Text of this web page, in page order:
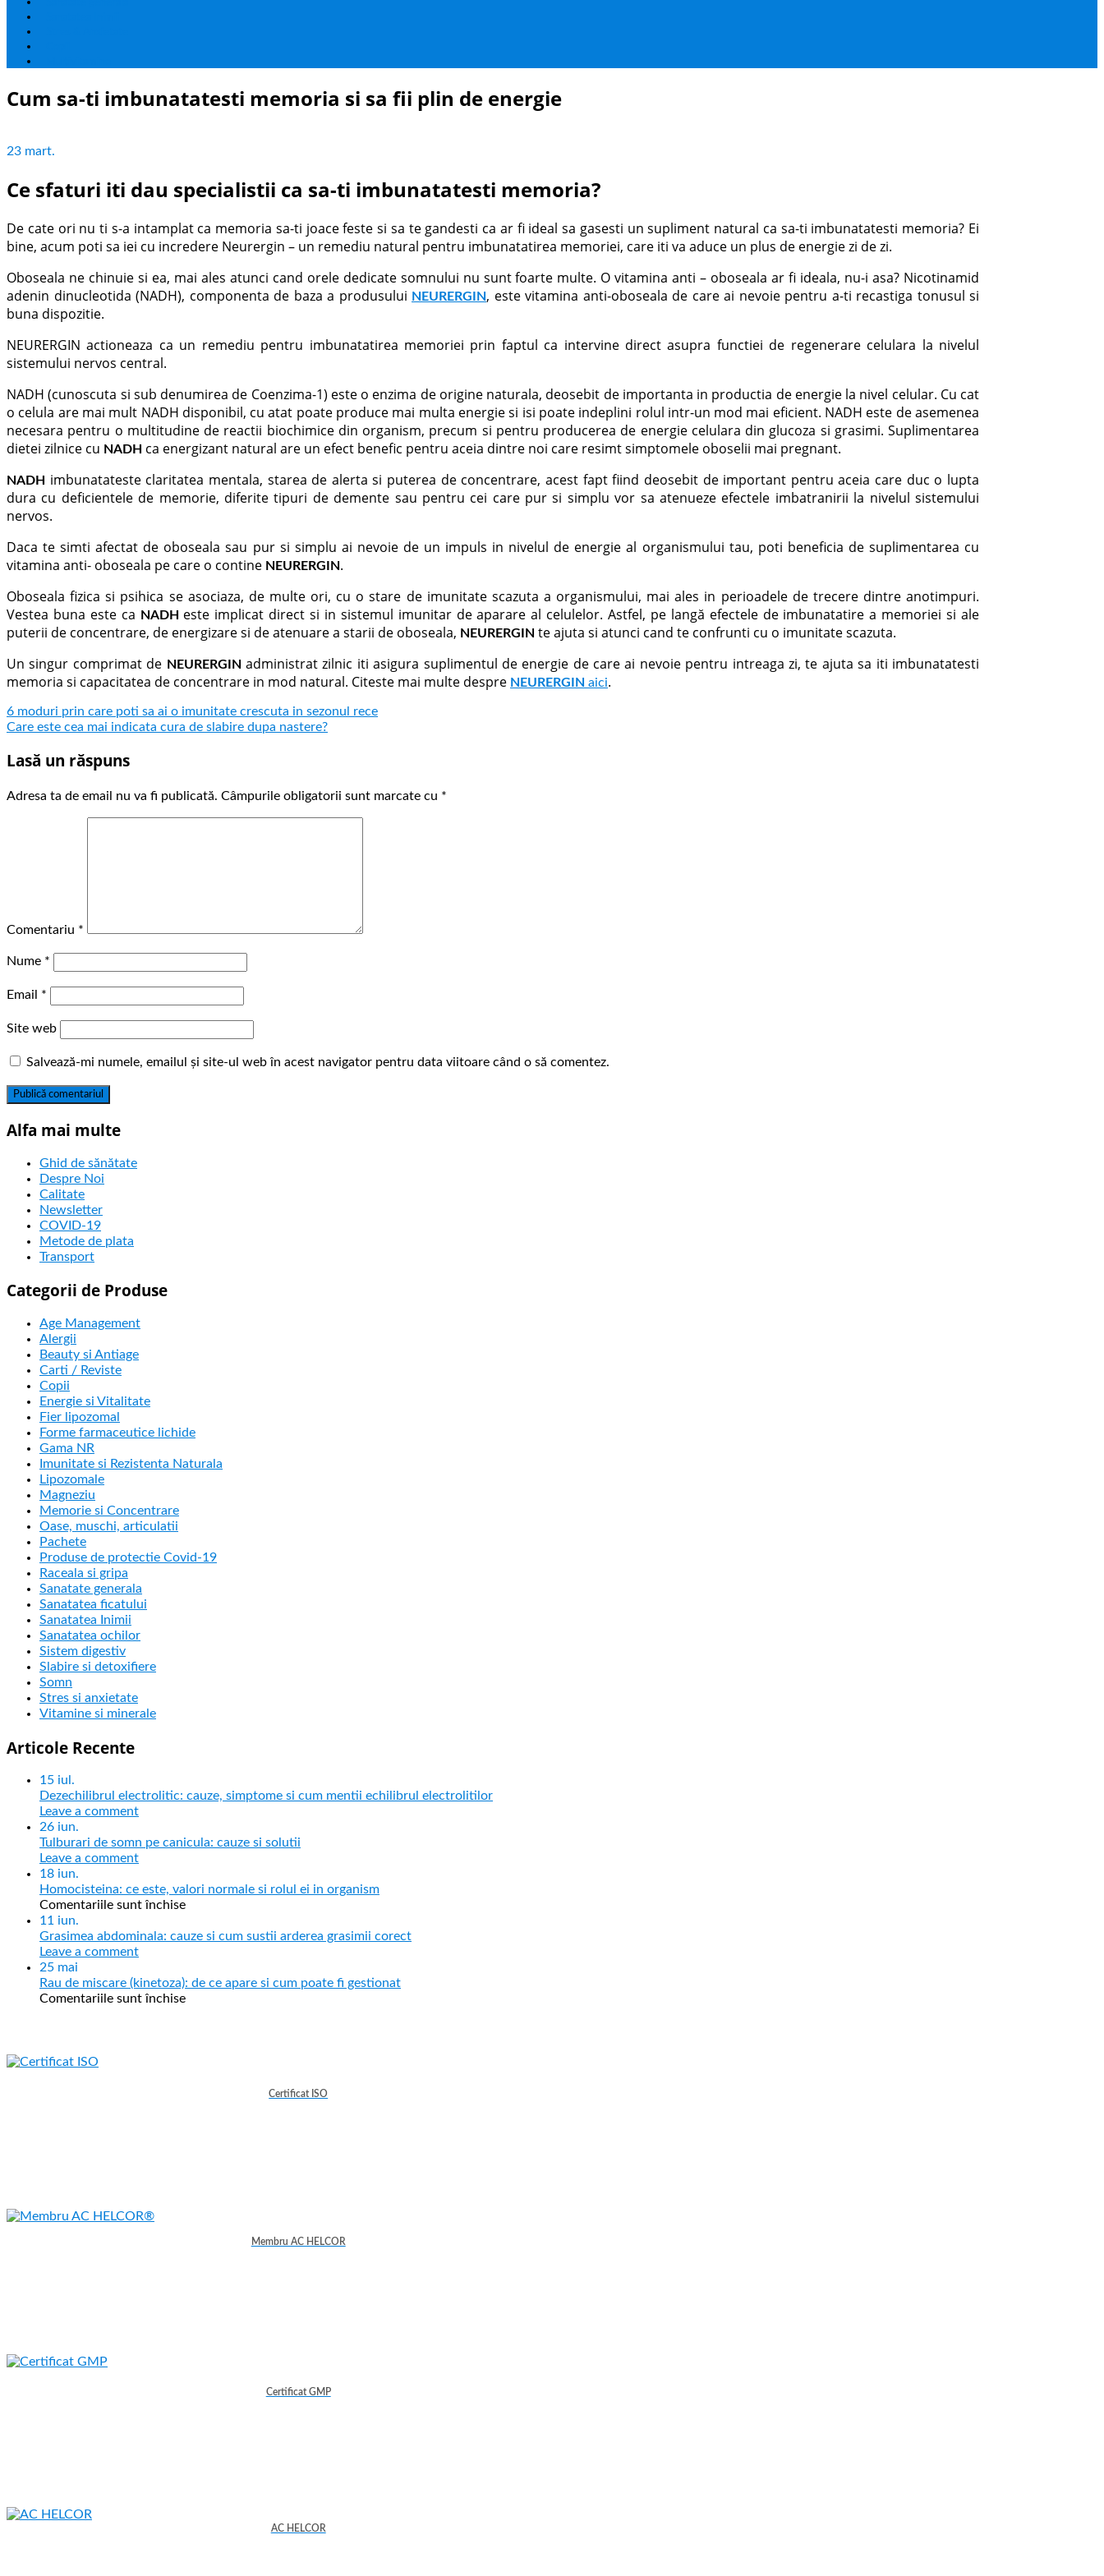
Cum sa-ti imbunatatesti memoria si sa fii plin de energie
23 mart.
Ce sfaturi iti dau specialistii ca sa-ti imbunatatesti memoria?
De cate ori nu ti s-a intamplat ca memoria sa-ti joace feste si sa te gandesti ca ar fi ideal sa gasesti un supliment natural ca sa-ti imbunatatesti memoria? Ei
bine, acum poti sa iei cu incredere Neurergin – un remediu natural pentru imbunatatirea memoriei, care iti va aduce un plus de energie zi de zi.
Oboseala ne chinuie si ea, mai ales atunci cand orele dedicate somnului nu sunt foarte multe. O vitamina anti – oboseala ar fi ideala, nu-i asa? Nicotinamid
adenin dinucleotida (NADH), componenta de baza a produsului NEURERGIN, este vitamina anti-oboseala de care ai nevoie pentru a-ti recastiga tonusul si
buna dispozitie.
NEURERGIN actioneaza ca un remediu pentru imbunatatirea memoriei prin faptul ca intervine direct asupra functiei de regenerare celulara la nivelul
sistemului nervos central.
NADH (cunoscuta si sub denumirea de Coenzima-1) este o enzima de origine naturala, deosebit de importanta in productia de energie la nivel celular. Cu cat
o celula are mai mult NADH disponibil, cu atat poate produce mai multa energie si isi poate indeplini rolul intr-un mod mai eficient. NADH este de asemenea
necesara pentru o multitudine de reactii biochimice din organism, precum si pentru producerea de energie celulara din glucoza si grasimi. Suplimentarea
dietei zilnice cu NADH ca energizant natural are un efect benefic pentru aceia dintre noi care resimt simptomele oboselii mai pregnant.
NADH
imbunatateste claritatea mentala, starea de alerta si puterea de concentrare, acest fapt fiind deosebit de important pentru aceia care duc o lupta
dura cu deficientele de memorie, diferite tipuri de demente sau pentru cei care pur si simplu vor sa atenueze efectele imbatranirii la nivelul sistemului
nervos.
Daca te simti afectat de oboseala sau pur si simplu ai nevoie de un impuls in nivelul de energie al organismului tau, poti beneficia de suplimentarea cu
vitamina anti- oboseala pe care o contine NEURERGIN.
Oboseala fizica si psihica se asociaza, de multe ori, cu o stare de imunitate scazuta a organismului, mai ales in perioadele de trecere dintre anotimpuri.
Vestea buna este ca
NADH este implicat direct si in sistemul imunitar de aparare al celulelor. Astfel, pe langă efectele de imbunatatire a memoriei si ale
puterii de concentrare, de energizare si de atenuare a starii de oboseala, NEURERGIN te ajuta si atunci cand te confrunti cu o imunitate scazuta.
Un singur comprimat de NEURERGIN administrat zilnic iti asigura suplimentul de energie de care ai nevoie pentru intreaga zi, te ajuta sa iti imbunatatesti
memoria si capacitatea de concentrare in mod natural. Citeste mai multe despre NEURERGIN aici.
6 moduri prin care poti sa ai o imunitate crescuta in sezonul rece
Care este cea mai indicata cura de slabire dupa nastere?
Lasă un răspuns
Adresa ta de email nu va fi publicată. Câmpurile obligatorii sunt marcate cu *
Comentariu *
Nume *
Email *
Site web
Salvează-mi numele, emailul și site-ul web în acest navigator pentru data viitoare când o să comentez.
Alfa mai multe
Ghid de sănătate
Despre Noi
Calitate
Newsletter
COVID-19
Metode de plata
Transport
Categorii de Produse
Age Management
Alergii
Beauty si Antiage
Carti / Reviste
Copii
Energie si Vitalitate
Fier lipozomal
Forme farmaceutice lichide
Gama NR
Imunitate si Rezistenta Naturala
Lipozomale
Magneziu
Memorie si Concentrare
Oase, muschi, articulatii
Pachete
Produse de protectie Covid-19
Raceala si gripa
Sanatate generala
Sanatatea ficatului
Sanatatea Inimii
Sanatatea ochilor
Sistem digestiv
Slabire si detoxifiere
Somn
Stres si anxietate
Vitamine si minerale
Articole Recente
15 iul.
Dezechilibrul electrolitic: cauze, simptome si cum mentii echilibrul electrolitilor
Leave a comment
26 iun.
Tulburari de somn pe canicula: cauze si solutii
Leave a comment
18 iun.
Homocisteina: ce este, valori normale si rolul ei in organism
Comentariile sunt închise
11 iun.
Grasimea abdominala: cauze si cum sustii arderea grasimii corect
Leave a comment
25 mai
Rau de miscare (kinetoza): de ce apare si cum poate fi gestionat
Comentariile sunt închise
Certificat ISO
Membru AC HELCOR
Certificat GMP
AC HELCOR